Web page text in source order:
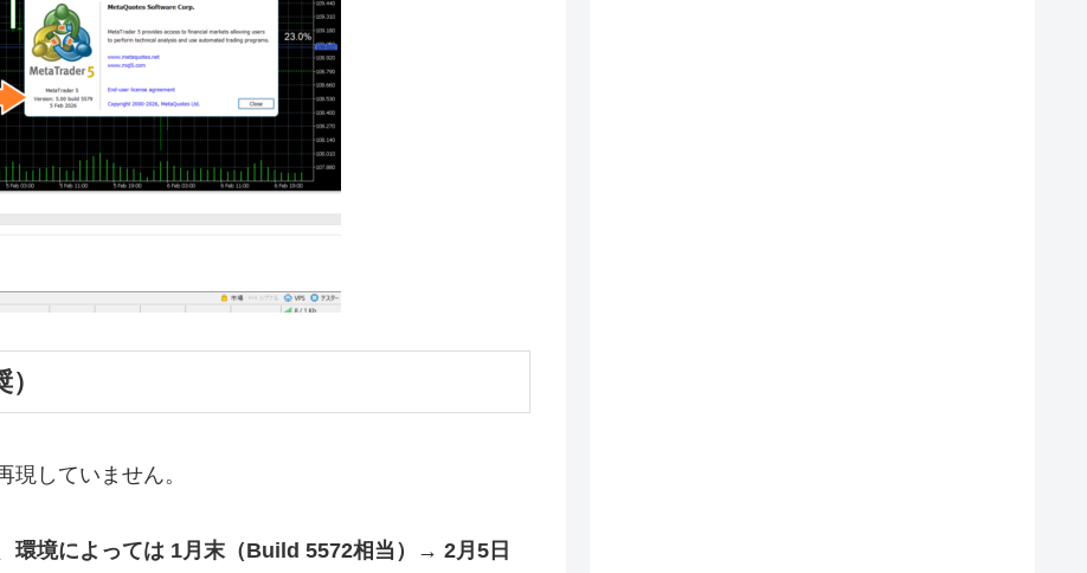
現していません。
環境によっては 1月末（Build 5572相当）→ 2月5日